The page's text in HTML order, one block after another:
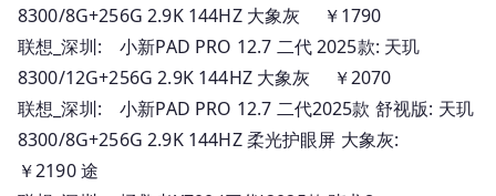
报
价
8300/8G+256G 2.9K 144HZ 大象灰 ￥1790
联想_深圳: 小新PAD PRO 12.7 二代 2025款: 天玑
8300/12G+256G 2.9K 144HZ 大象灰 ￥2070
联想_深圳: 小新PAD PRO 12.7 二代2025款 舒视版: 天玑
8300/8G+256G 2.9K 144HZ 柔光护眼屏 大象灰:
￥2190 途